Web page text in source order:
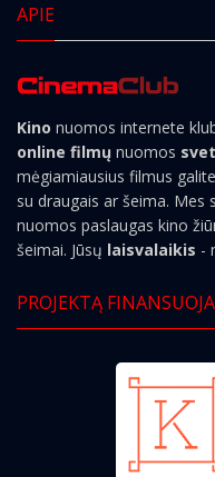
APIE
Kino nuomos internete
online filmų nuomos
mėgiamiausius filmus
su draugais ar šeima. Mes
nuomos paslaugas kino
šeimai. Jūsų laisvalaikis -
PROJEKTĄ FINANSUOJA